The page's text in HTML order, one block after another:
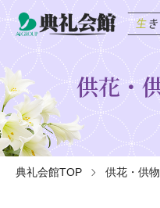
供花・
典礼会館TOP 供花・供